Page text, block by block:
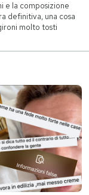
e la composizione
definitiva, una cosa
molto tosti